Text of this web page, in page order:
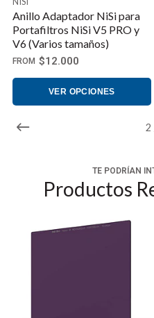
2
Anillo Adaptador NiSi para
Portafiltros NiSi V5 PRO y
V6 (Varios tamaños)
FROM $12.000
VER OPCIONES
TE PODRÍAN
Productos